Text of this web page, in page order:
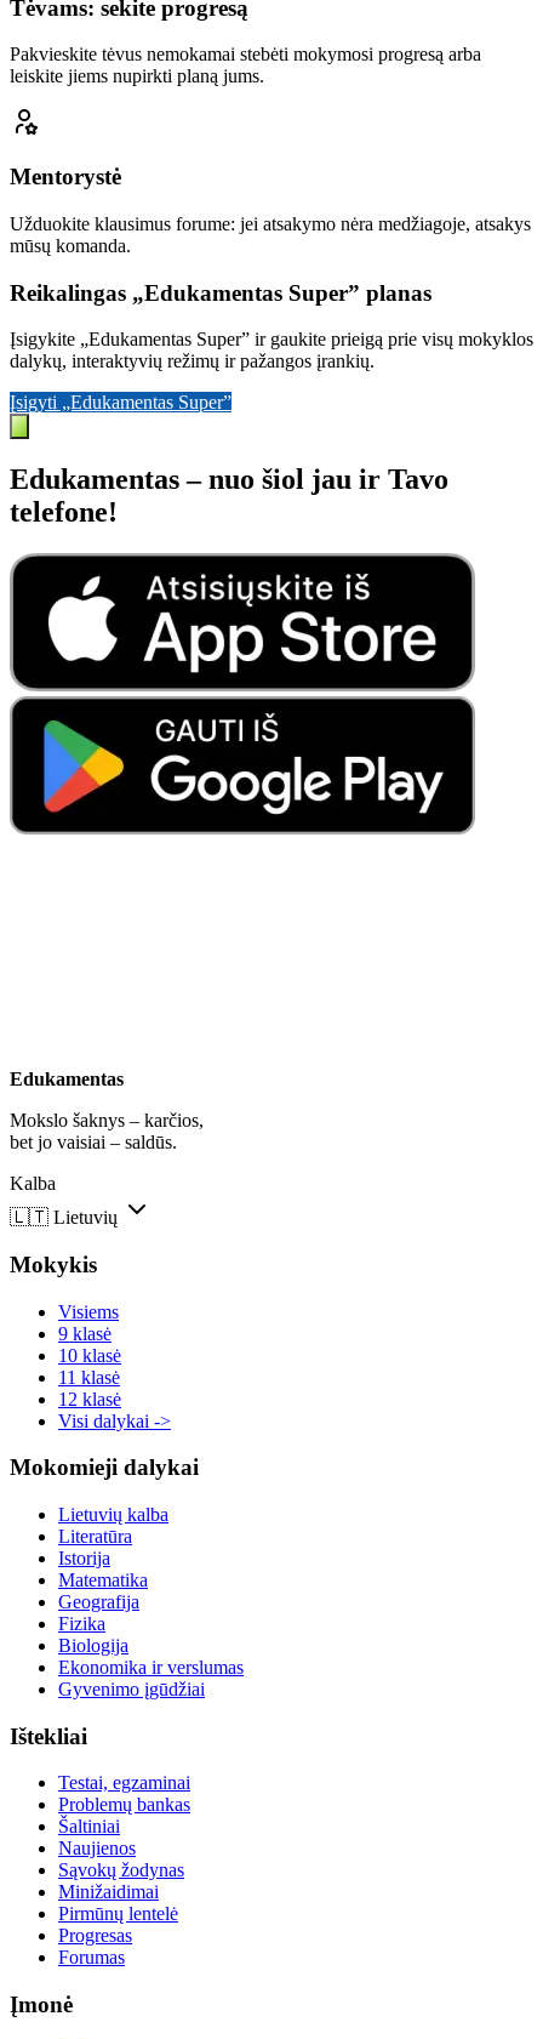
Tėvams: sekite progresą
Pakvieskite tėvus nemokamai stebėti mokymosi progresą arba
leiskite jiems nupirkti planą jums.
Mentorystė
Užduokite klausimus forume: jei atsakymo nėra medžiagoje, atsakys
mūsų komanda.
Reikalingas „Edukamentas Super” planas
Įsigykite „Edukamentas Super” ir gaukite prieigą prie visų mokyklos
dalykų, interaktyvių režimų ir pažangos įrankių.
Įsigyti „Edukamentas Super”
Edukamentas – nuo šiol jau ir Tavo
telefone!
Edukamentas
Mokslo šaknys – karčios,
bet jo vaisiai – saldūs.
Kalba
🇱🇹 Lietuvių
Mokykis
Visiems
9 klasė
10 klasė
11 klasė
12 klasė
Visi dalykai ->
Mokomieji dalykai
Lietuvių kalba
Literatūra
Istorija
Matematika
Geografija
Fizika
Biologija
Ekonomika ir verslumas
Gyvenimo įgūdžiai
Ištekliai
Testai, egzaminai
Problemų bankas
Šaltiniai
Naujienos
Sąvokų žodynas
Minižaidimai
Pirmūnų lentelė
Progresas
Forumas
Įmonė